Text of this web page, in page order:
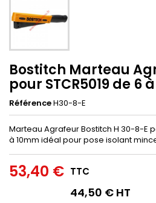
Bostitch Marteau
pour STCR5019 de 6
RéférenceH30-8-E
Marteau Agrafeur Bostitch H 30-8-E
à 10mm idéal pour pose isolant
53,40 € TTC
44,50 € HT